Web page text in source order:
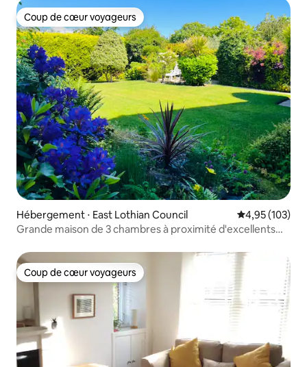
Coup de cœur voyageurs
Coup de cœur voyageurs
Hébergement ⋅ East Lothian Council Évaluation
4,95 (103)
Grande maison de 3 chambres à proximité d'excellents
Coup de cœur voyageurs
Coup de cœur voyageurs